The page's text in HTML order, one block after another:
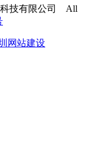
技有限公司
All
网站建设